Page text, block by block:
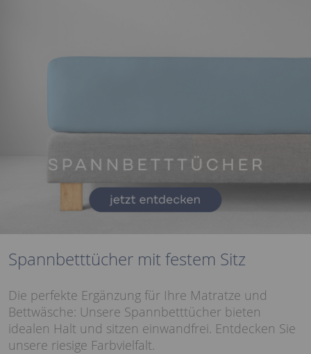
Spannbetttücher mit festem Sitz
Die perfekte Ergänzung für Ihre Matratze und
Bettwäsche: Unsere Spannbetttücher bieten
idealen Halt und sitzen einwandfrei. Entdecken Sie
unsere riesige Farbvielfalt.